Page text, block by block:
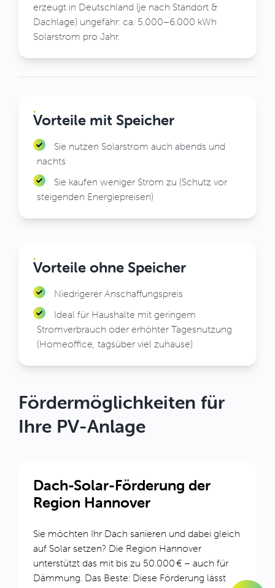
erzeugt in Deutschland (je nach Standort &
Dachlage) ungefähr: ca. 5.000–6.000 kWh
Solarstrom pro Jahr.
Vorteile mit Speicher
Sie nutzen Solarstrom auch abends und
nachts
Sie kaufen weniger Strom zu (Schutz vor
steigenden Energiepreisen)
Vorteile ohne Speicher
Niedrigerer Anschaffungspreis
Ideal für Haushalte mit geringem
Stromverbrauch oder erhöhter Tagesnutzung
(Homeoffice, tagsüber viel zuhause)
Fördermöglichkeiten für
Ihre PV-Anlage
Dach-Solar-Förderung der
Region Hannover
Sie möchten Ihr Dach sanieren und dabei gleich
auf Solar setzen? Die Region Hannover
unterstützt das mit bis zu 50.000 € – auch für
Dämmung. Das Beste: Diese Förderung lässt